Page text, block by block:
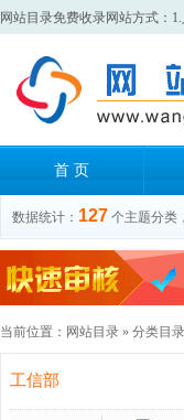
网站目录免费收录网站方式：
首 页
数据统计： 127 个主题分类，
当前位置： 网站目录 » 分类目录
工信部